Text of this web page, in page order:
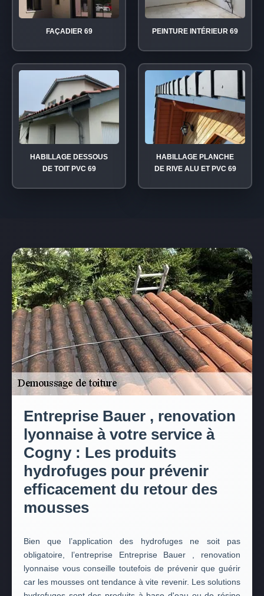
FAÇADIER 69 PEINTURE INTÉRIEUR 69
HABILLAGE DESSOUS
DE TOIT PVC 69
HABILLAGE PLANCHE
DE RIVE ALU ET PVC 69
Entreprise Bauer , renovation
lyonnaise à votre service à
Cogny : Les produits
hydrofuges pour prévenir
efficacement du retour des
mousses
Bien que l’application des hydrofuges ne soit pas
obligatoire, l’entreprise Entreprise Bauer , renovation
lyonnaise vous conseille toutefois de prévenir que guérir
car les mousses ont tendance à vite revenir. Les solutions